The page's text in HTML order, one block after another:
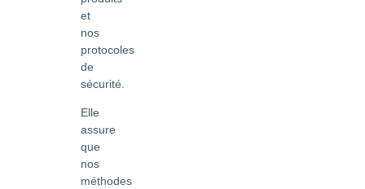
et
nos
protocoles
de
sécurité.
Elle
assure
que
nos
méthodes